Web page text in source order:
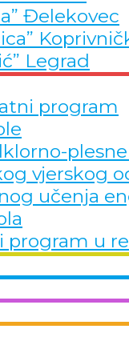
Đelekovec
Legrad
program
vjerskog
učenja
program u